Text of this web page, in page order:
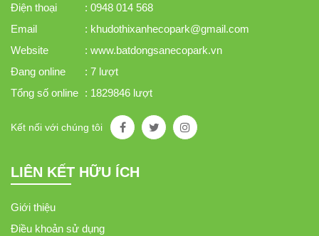
Điện thoại
: 0948 014 568
Email
: khudothixanhecopark@gmail.com
Website
: www.batdongsanecopark.vn
Đang online
: 7 lượt
Tổng số online : 1829846 lượt
Kết nối với chúng tôi
LIÊN KẾT HỮU ÍCH
Giới thiệu
Điều khoản sử dụng